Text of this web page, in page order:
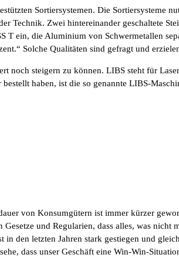
Sortiersystemen. Die Sortiersysteme
Technik. Zwei hintereinander geschaltete
T ein, die Aluminium von Schwermetallen
Solche Qualitäten sind gefragt und
noch steigern zu können. LIBS steht für
haben, ist die so genannte LIBS-
von Konsumgütern ist immer kürzer
und Regularien, dass alles, was nicht
den letzten Jahren stark gestiegen und
dass unser Geschäft eine Win-Win-